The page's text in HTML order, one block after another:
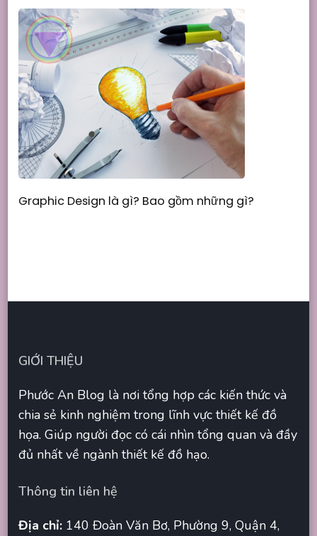
Graphic Design là gì? Bao gồm những gì?
GIỚI THIỆU
Phước An Blog là nơi tổng hợp các kiến thức và
chia sẻ kinh nghiệm trong lĩnh vực thiết kế đồ
họa. Giúp người đọc có cái nhìn tổng quan và đầy
đủ nhất về ngành thiết kế đồ hạo.
Thông tin liên hệ
Địa chỉ: 140 Đoàn Văn Bơ, Phường 9, Quận 4,